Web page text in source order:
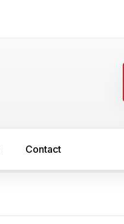
Contact